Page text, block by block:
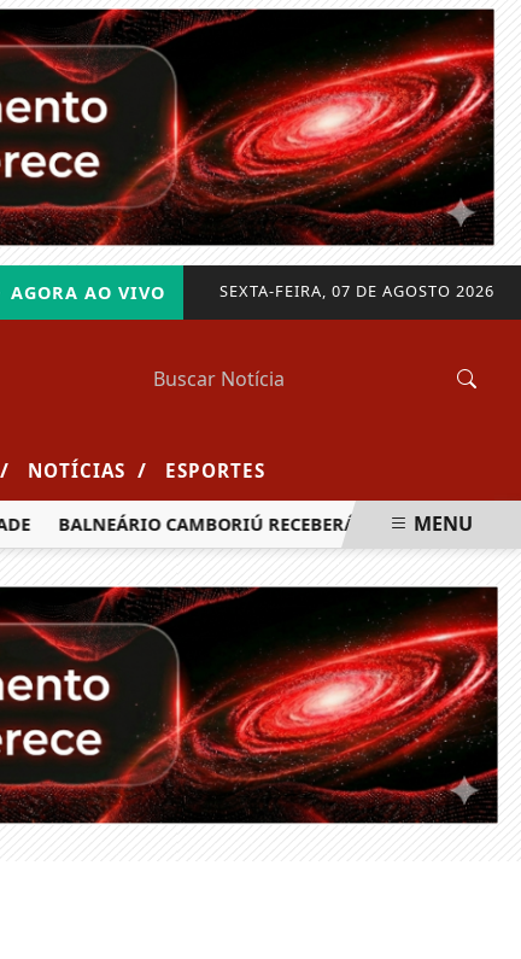
SEXTA-FEIRA, 07 DE AGOSTO 2026
AGORA AO VIVO
/ NOTÍCIAS / ESPORTES
BALNEÁRIO CAMBORIÚ RECEBERÁ MAIS DE 120 MENU